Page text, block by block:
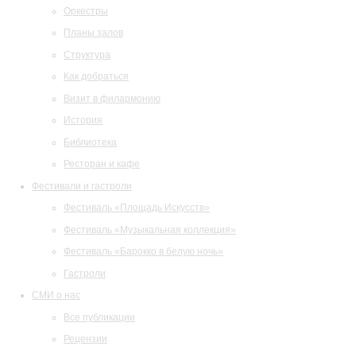
Оркестры
Планы залов
Структура
Как добраться
Визит в филармонию
История
Библиотека
Ресторан и кафе
Фестивали и гастроли
Фестиваль «Площадь Искусств»
Фестиваль «Музыкальная коллекция»
Фестиваль «Барокко в белую ночь»
Гастроли
СМИ о нас
Все публикации
Рецензии